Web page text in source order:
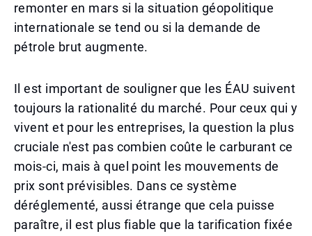
remonter en mars si la situation géopolitique
internationale se tend ou si la demande de
pétrole brut augmente.
Il est important de souligner que les ÉAU suivent
toujours la rationalité du marché. Pour ceux qui y
vivent et pour les entreprises, la question la plus
cruciale n'est pas combien coûte le carburant ce
mois-ci, mais à quel point les mouvements de
prix sont prévisibles. Dans ce système
déréglementé, aussi étrange que cela puisse
paraître, il est plus fiable que la tarification fixée